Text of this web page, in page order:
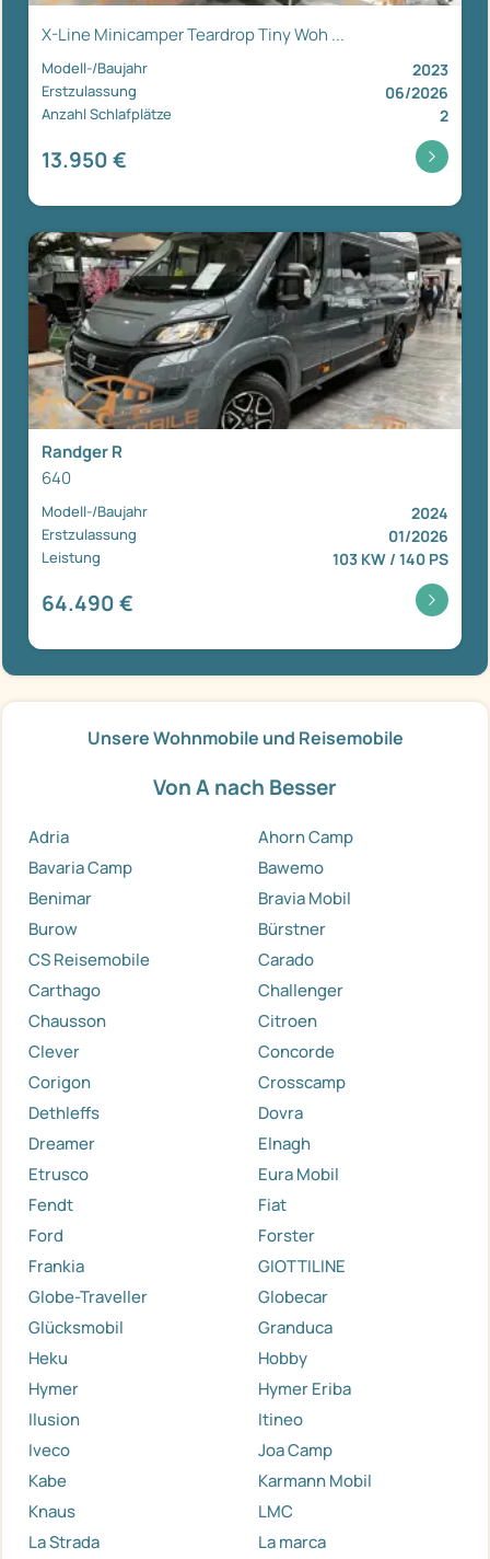
X-Line Minicamper Teardrop Tiny Woh ...
Modell-/Baujahr 2023
Erstzulassung 06/2026
Anzahl Schlafplätze 2
13.950 €
Randger R
640
Modell-/Baujahr 2024
Erstzulassung 01/2026
Leistung 103 KW / 140 PS
64.490 €
Unsere Wohnmobile und Reisemobile
Von A nach Besser
Adria
Ahorn Camp
Bavaria Camp
Bawemo
Benimar
Bravia Mobil
Burow
Bürstner
CS Reisemobile
Carado
Carthago
Challenger
Chausson
Citroen
Clever
Concorde
Corigon
Crosscamp
Dethleffs
Dovra
Dreamer
Elnagh
Etrusco
Eura Mobil
Fendt
Fiat
Ford
Forster
Frankia
GIOTTILINE
Globe-Traveller
Globecar
Glücksmobil
Granduca
Heku
Hobby
Hymer
Hymer Eriba
Ilusion
Itineo
Iveco
Joa Camp
Kabe
Karmann Mobil
Knaus
LMC
La Strada
La marca